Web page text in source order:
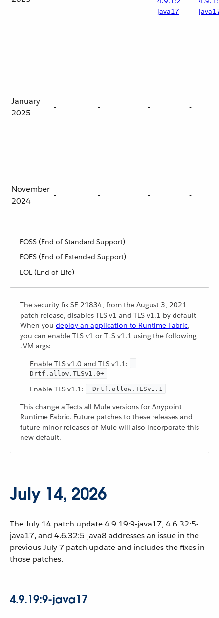
java17
January
2025
- - - -
November
2024
- - - -
EOSS (End of Standard Support)
EOES (End of Extended Support)
EOL (End of Life)
The security fix SE-21834, from the August 3, 2021
patch release, disables TLS v1 and TLS v1.1 by default.
When you deploy an application to Runtime Fabric,
you can enable TLS v1 or TLS v1.1 using the following
JVM args:
Enable TLS v1.0 and TLS v1.1:
-
Drtf.allow.TLSv1.0+
Enable TLS v1.1: -Drtf.allow.TLSv1.1
This change affects all Mule versions for Anypoint
Runtime Fabric. Future patches to these releases and
future minor releases of Mule will also incorporate this
new default.
July 14, 2026
The July 14 patch update 4.9.19:9-java17, 4.6.32:5-
java17, and 4.6.32:5-java8 addresses an issue in the
previous July 7 patch update and includes the fixes in
those patches.
4.9.19:9-java17